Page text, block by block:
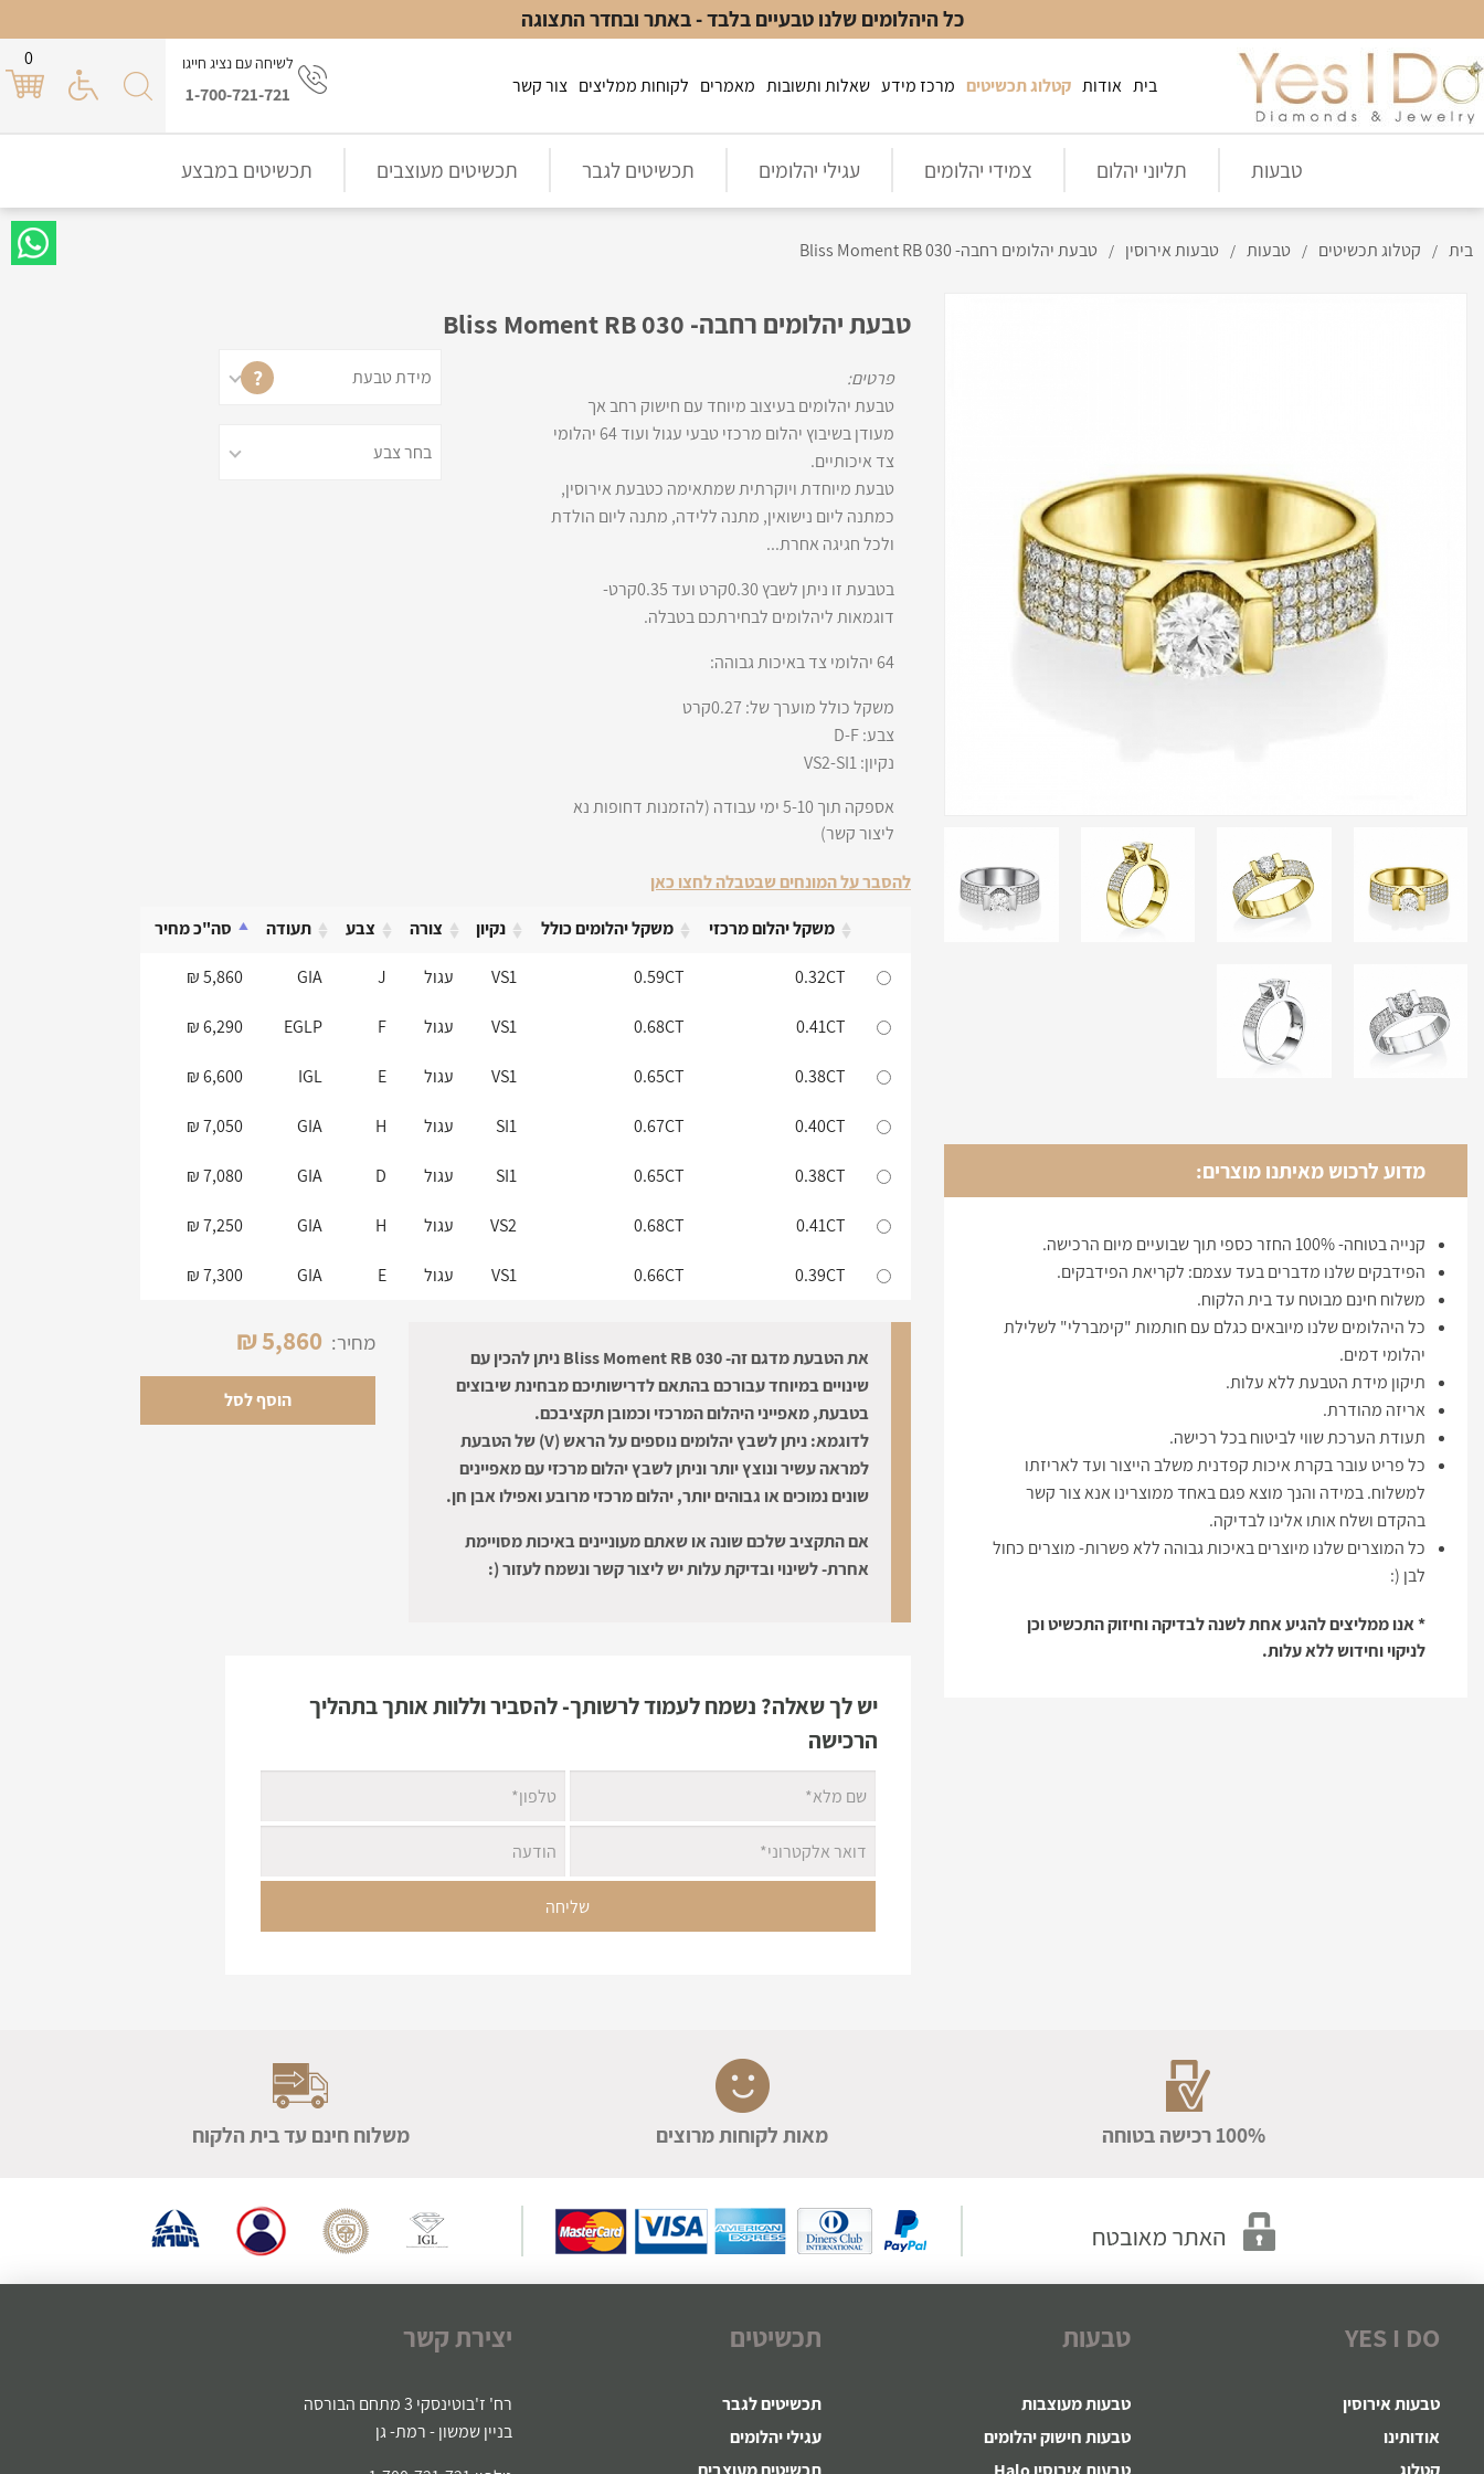
כל היהלומים שלנו טבעיים בלבד - באתר ובחדר התצוגה
בית אודות קטלוג תכשיטים מרכז מידע שאלות ותשובות מאמרים לקוחות ממליצים צור קשר
0 לשיחה עם נציג חייגו
1-700-721-721
טבעות תליוני יהלום צמידי יהלומים עגילי יהלומים תכשיטים לגבר תכשיטים מעוצבים תכשיטים במבצע
בית / קטלוג תכשיטים / טבעות / טבעות אירוסין / טבעת יהלומים רחבה- Bliss Moment RB 030
מדוע לרכוש מאיתנו מוצרים:
קנייה בטוחה- 100% החזר כספי תוך שבועיים מיום הרכישה.
הפידבקים שלנו מדברים בעד עצמם: לקריאת הפידבקים.
משלוח חינם מבוטח עד בית הלקוח.
כל היהלומים שלנו מיובאים כגלם עם חותמות "קימברלי" לשלילת
יהלומי דמים.
תיקון מידת הטבעת ללא עלות.
אריזה מהודרת.
תעודת הערכת שווי לביטוח בכל רכישה.
כל פריט עובר בקרת איכות קפדנית משלב הייצור ועד לאריזתו
למשלוח. במידה והנך מוצא פגם באחד ממוצרינו אנא צור קשר
בהקדם ושלח אותו אלינו לבדיקה.
כל המוצרים שלנו מיוצרים באיכות גבוהה ללא פשרות- מוצרים כחול
לבן (:
* אנו ממליצים להגיע אחת לשנה לבדיקה וחיזוק התכשיט וכן
לניקוי וחידוש ללא עלות.
טבעת יהלומים רחבה- Bliss Moment RB 030
פרטים:
טבעת יהלומים בעיצוב מיוחד עם חישוק רחב אך
מעודן בשיבוץ יהלום מרכזי טבעי עגול ועוד 64 יהלומי
צד איכותיים.
טבעת מיוחדת ויוקרתית שמתאימה כטבעת אירוסין,
כמתנה ליום נישואין, מתנה ללידה, מתנה ליום הולדת
ולכל חגיגה אחרת...
בטבעת זו ניתן לשבץ 0.30קרט ועד 0.35קרט-
דוגמאות ליהלומים לבחירתכם בטבלה.
64 יהלומי צד באיכות גבוהה:
משקל כולל מוערך של: 0.27קרט
צבע: D-F
נקיון: VS2-SI1
אספקה תוך 5-10 ימי עבודה (להזמנות דחופות נא
ליצור קשר)
?
להסבר על המונחים שבטבלה לחצו כאן
משקל יהלום מרכזי
משקל יהלומים כולל נקיון צורה צבע תעודה
סה"כ מחיר
משקל יהלום מרכזי
משקל יהלומים כולל נקיון צורה תעודה סה"כ מחיר 0.32CT
0.59CT
VS1 עגול J
GIA
5,860 ₪
0.41CT
0.68CT
VS1 עגול F
EGLP
6,290 ₪
0.38CT
0.65CT
VS1 עגול E
IGL
6,600 ₪
0.40CT
0.67CT
SI1 עגול H
GIA
7,050 ₪
0.38CT
0.65CT
SI1 עגול D
GIA
7,080 ₪
0.41CT
0.68CT
VS2 עגול H
GIA
7,250 ₪
0.39CT
0.66CT
VS1 עגול E
GIA
7,300 ₪
את הטבעת מדגם זה- Bliss Moment RB 030 ניתן להכין עם
שינויים במיוחד עבורכם בהתאם לדרישותיכם מבחינת שיבוצים
בטבעת, מאפייני היהלום המרכזי וכמובן תקציבכם.
לדוגמא: ניתן לשבץ יהלומים נוספים על הראש (V) של הטבעת
למראה עשיר ונוצץ יותר וניתן לשבץ יהלום מרכזי עם מאפיינים
שונים נמוכים או גבוהים יותר, יהלום מרכזי מרובע ואפילו אבן חן.
אם התקציב שלכם שונה או שאתם מעוניינים באיכות מסויימת
אחרת- לשינוי ובדיקת עלות יש ליצור קשר ונשמח לעזור (:
מחיר: 5,860
₪
הוסף לסל
יש לך שאלה? נשמח לעמוד לרשותך- להסביר וללוות אותך בתהליך
הרכישה
100% רכישה בטוחה מאות לקוחות מרוצים משלוח חינם עד בית הלקוח
YES I DO
טבעות אירוסין
אודותינו
טבעות
טבעות מעוצבות
טבעות חישוק יהלומים
תכשיטים
תכשיטים לגבר
עגילי יהלומים
יצירת קשר
רח' ז'בוטינסקי 3 מתחם הבורסה
בניין שמשון - רמת- גן